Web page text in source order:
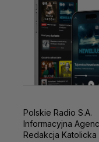
Polskie Radio S.A.
Informacyjna
Redakcja Katolicka